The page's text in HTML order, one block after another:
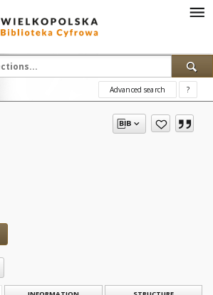
Advanced search ?